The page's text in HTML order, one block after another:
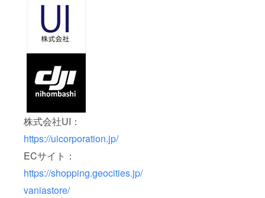
株式会社UI：
https://uicorporation.jp/
ECサイト：
https://shopping.geocities.jp/
vaniastore/